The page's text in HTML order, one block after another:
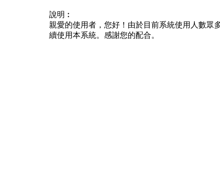
說明︰
親愛的使用者，您好！由於目前系統使用人數眾
續使用本系統。感謝您的配合。